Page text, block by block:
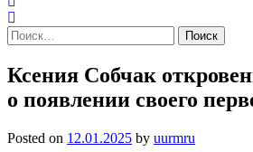
Найти:
Ксения Собчак
о появлении своего
Posted on 12.01.2025 by uurmru